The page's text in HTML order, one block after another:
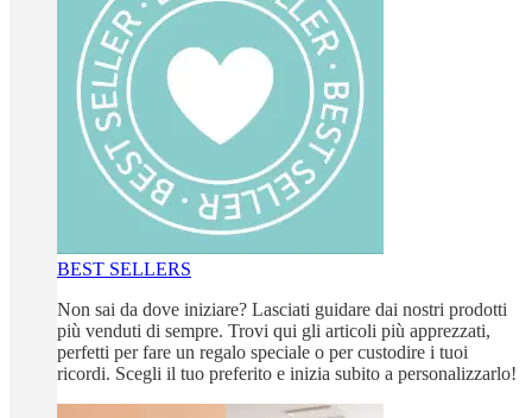
BEST SELLERS
Non sai da dove iniziare? Lasciati guidare dai nostri prodotti
più venduti di sempre. Trovi qui gli articoli più apprezzati,
perfetti per fare un regalo speciale o per custodire i tuoi
ricordi. Scegli il tuo preferito e inizia subito a personalizzarlo!